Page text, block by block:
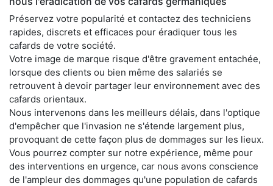
Préservez votre popularité et contactez des techniciens
rapides, discrets et efficaces pour éradiquer tous les
cafards de votre société.
Votre image de marque risque d'être gravement entachée,
lorsque des clients ou bien même des salariés se
retrouvent à devoir partager leur environnement avec des
cafards orientaux.
Nous intervenons dans les meilleurs délais, dans l'optique
d'empêcher que l'invasion ne s'étende largement plus,
provoquant de cette façon plus de dommages sur les lieux.
Vous pourrez compter sur notre expérience, même pour
des interventions en urgence, car nous avons conscience
de l'ampleur des dommages qu'une population de cafards